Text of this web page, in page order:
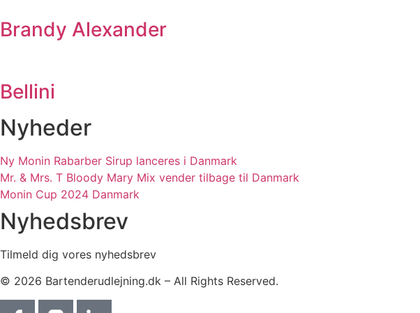
Brandy Alexander
Bellini
Nyheder
Ny Monin Rabarber Sirup lanceres i Danmark
Mr. & Mrs. T Bloody Mary Mix vender tilbage til Danmark
Monin Cup 2024 Danmark
Nyhedsbrev
Tilmeld dig vores nyhedsbrev
© 2026 Bartenderudlejning.dk – All Rights Reserved.